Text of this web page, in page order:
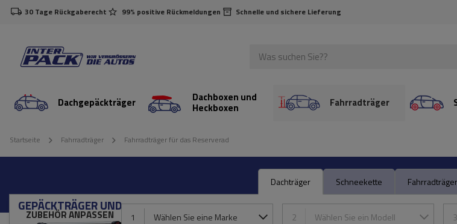
30 Tage Rückgaberecht 99% positive Rückmeldungen Schnelle und sichere Lieferung
Dachgepäckträger Dachboxen und
Heckboxen Fahrradträger
Startseite Fahrradträger Fahrradträger für das Reserverad
Dachträger Schneekette
GEPÄCKTRÄGER UND
ZUBEHÖR ANPASSEN 1 Wählen Sie eine Marke 2 Wählen Sie ein Modell 3